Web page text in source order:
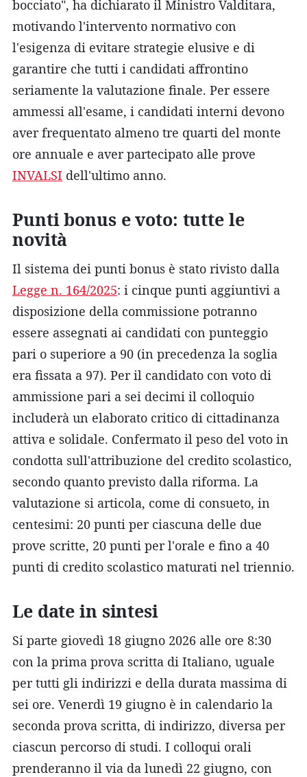
bocciato", ha dichiarato il Ministro Valditara,
motivando l'intervento normativo con
l'esigenza di evitare strategie elusive e di
garantire che tutti i candidati affrontino
seriamente la valutazione finale. Per essere
ammessi all'esame, i candidati interni devono
aver frequentato almeno tre quarti del monte
ore annuale e aver partecipato alle prove
INVALSI dell'ultimo anno.
Punti bonus e voto: tutte le
novità
Il sistema dei punti bonus è stato rivisto dalla
Legge n. 164/2025: i cinque punti aggiuntivi a
disposizione della commissione potranno
essere assegnati ai candidati con punteggio
pari o superiore a 90 (in precedenza la soglia
era fissata a 97). Per il candidato con voto di
ammissione pari a sei decimi il colloquio
includerà un elaborato critico di cittadinanza
attiva e solidale. Confermato il peso del voto in
condotta sull'attribuzione del credito scolastico,
secondo quanto previsto dalla riforma. La
valutazione si articola, come di consueto, in
centesimi: 20 punti per ciascuna delle due
prove scritte, 20 punti per l'orale e fino a 40
punti di credito scolastico maturati nel triennio.
Le date in sintesi
Si parte giovedì 18 giugno 2026 alle ore 8:30
con la prima prova scritta di Italiano, uguale
per tutti gli indirizzi e della durata massima di
sei ore. Venerdì 19 giugno è in calendario la
seconda prova scritta, di indirizzo, diversa per
ciascun percorso di studi. I colloqui orali
prenderanno il via da lunedì 22 giugno, con